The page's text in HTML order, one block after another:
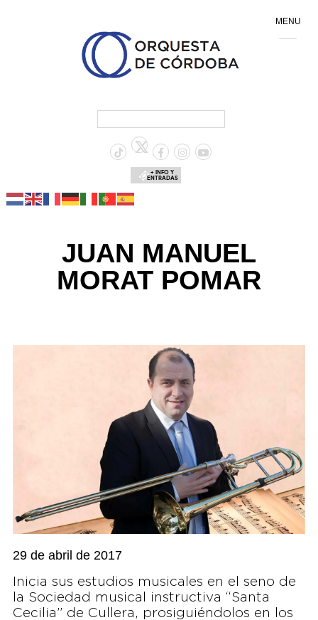
+ INFO Y
ENTRADAS
JUAN MANUEL
MORAT POMAR
29 de abril de 2017
Inicia sus estudios musicales en el seno de
la Sociedad musical instructiva “Santa
Cecilia” de Cullera, prosiguiéndolos en los
MENU